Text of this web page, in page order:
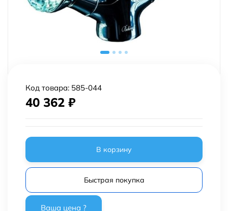
Код товара: 585-044
40 362 ₽
В корзину
Быстрая покупка